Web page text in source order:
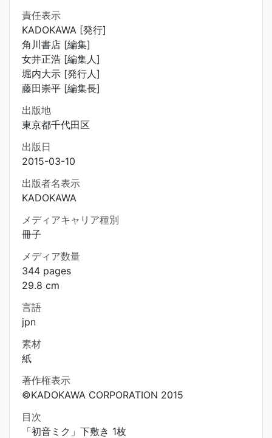
責任表示
KADOKAWA [発行]
角川書店 [編集]
女井正浩 [編集人]
堀内大示 [発行人]
藤田崇平 [編集長]
出版地
東京都千代田区
出版日
2015-03-10
出版者名表示
KADOKAWA
メディアキャリア種別
冊子
メディア数量
344 pages
29.8 cm
言語
jpn
素材
紙
著作権表示
©KADOKAWA CORPORATION 2015
目次
「初音ミク」下敷き 1枚